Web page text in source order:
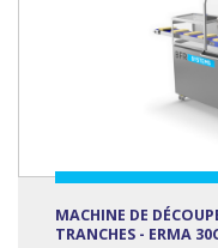
MACHINE DE
TRANCHES - ERMA